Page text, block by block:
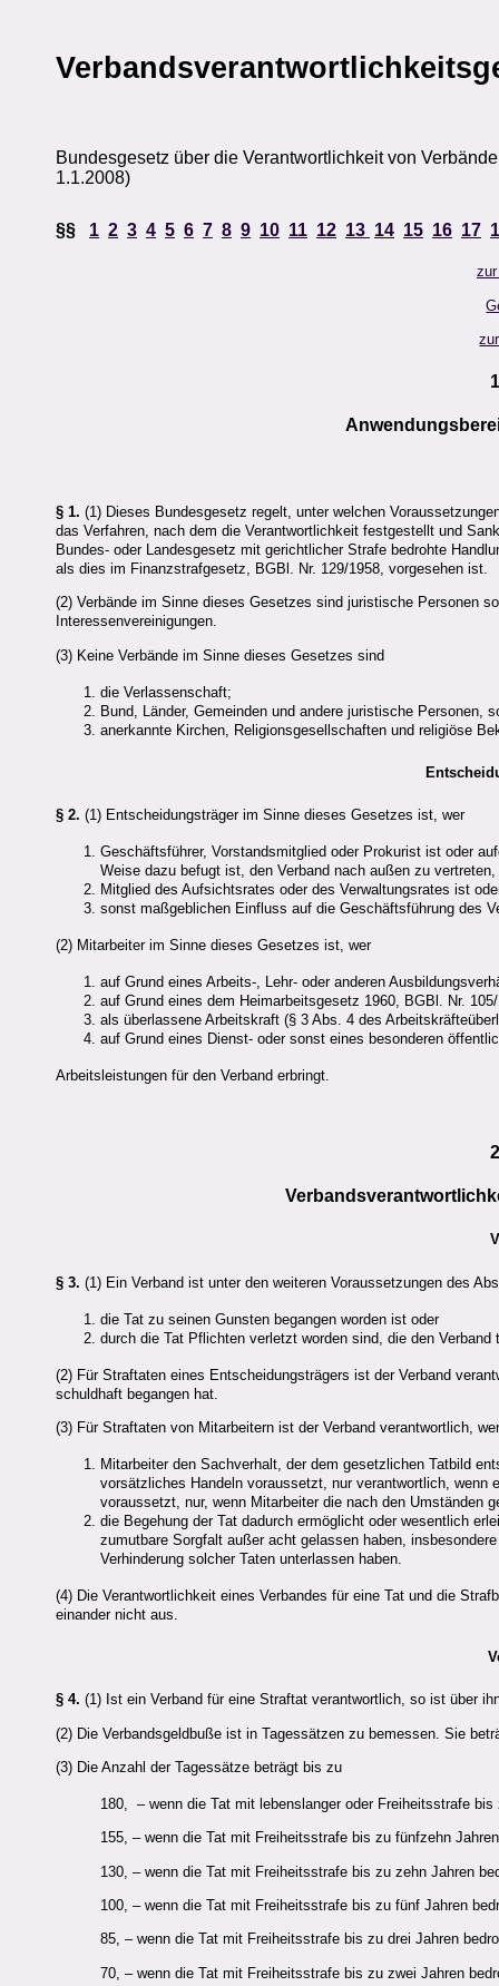
Bundesgesetz über die Verantwortlichkeit von
1.1.2008)
§§ 1 2 3 4 5 6 7 8 9 10 11 12 13 14 15 16 17
§ 1. (1) Dieses Bundesgesetz regelt, unter welchen
das Verfahren, nach dem die Verantwortlichkeit festgestellt und
Bundes- oder Landesgesetz mit gerichtlicher Strafe bedrohte
als dies im Finanzstrafgesetz, BGBl. Nr. 129/1958, vorgesehen ist.
(2) Verbände im Sinne dieses Gesetzes sind juristische Personen
Interessenvereinigungen.
(3) Keine Verbände im Sinne dieses Gesetzes sind
die Verlassenschaft;
Bund, Länder, Gemeinden und andere juristische Personen,
anerkannte Kirchen, Religionsgesellschaften und religiöse
§ 2. (1) Entscheidungsträger im Sinne dieses Gesetzes ist, wer
Geschäftsführer, Vorstandsmitglied oder Prokurist ist oder
Weise dazu befugt ist, den Verband nach außen zu vertreten,
Mitglied des Aufsichtsrates oder des Verwaltungsrates ist
sonst maßgeblichen Einfluss auf die Geschäftsführung des
(2) Mitarbeiter im Sinne dieses Gesetzes ist, wer
auf Grund eines Arbeits-, Lehr- oder anderen
auf Grund eines dem Heimarbeitsgesetz 1960, BGBl. Nr.
als überlassene Arbeitskraft (§ 3 Abs. 4 des
auf Grund eines Dienst- oder sonst eines besonderen
Arbeitsleistungen für den Verband erbringt.
§ 3. (1) Ein Verband ist unter den weiteren Voraussetzungen des
die Tat zu seinen Gunsten begangen worden ist oder
durch die Tat Pflichten verletzt worden sind, die den Verband
(2) Für Straftaten eines Entscheidungsträgers ist der Verband
schuldhaft begangen hat.
(3) Für Straftaten von Mitarbeitern ist der Verband verantwortlich,
Mitarbeiter den Sachverhalt, der dem gesetzlichen Tatbild
vorsätzliches Handeln voraussetzt, nur verantwortlich,
voraussetzt, nur, wenn Mitarbeiter die nach den Umständen
die Begehung der Tat dadurch ermöglicht oder wesentlich
zumutbare Sorgfalt außer acht gelassen haben,
Verhinderung solcher Taten unterlassen haben.
(4) Die Verantwortlichkeit eines Verbandes für eine Tat und die
einander nicht aus.
§ 4. (1) Ist ein Verband für eine Straftat verantwortlich, so ist über
(2) Die Verbandsgeldbuße ist in Tagessätzen zu bemessen. Sie
(3) Die Anzahl der Tagessätze beträgt bis zu
180, – wenn die Tat mit lebenslanger oder Freiheitsstrafe
155, – wenn die Tat mit Freiheitsstrafe bis zu fünfzehn
130, – wenn die Tat mit Freiheitsstrafe bis zu zehn Jahren
100, – wenn die Tat mit Freiheitsstrafe bis zu fünf Jahren
85, – wenn die Tat mit Freiheitsstrafe bis zu drei Jahren
70, – wenn die Tat mit Freiheitsstrafe bis zu zwei Jahren